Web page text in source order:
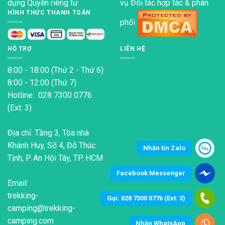
dụng Quyền riêng tư
HÌNH THỨC THANH TOÁN
vụ Đối tác hợp tác & phân
phối
HỖ TRỢ
8:00 - 18:00 (Thứ 2 - Thứ 6)
8:00 - 12:00 (Thứ 7)
Hotline: 028 7300 0776
(Ext: 3)
Địa chỉ: Tầng 3, Tòa nhà
Khánh Huy, Số 4, Đỗ Thúc
Tịnh, P. An Hội Tây, TP. HCM
Email:
trekking-
camping@trekking-
camping.com
LIÊN HỆ
Nhắn tin Zalo
Facebook Messenger
Gọi: 028 7300 0776 (Ext: 3)
Nhắn WhatsApp